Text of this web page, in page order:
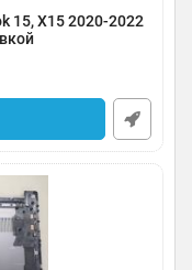
15, X15 2020-2022